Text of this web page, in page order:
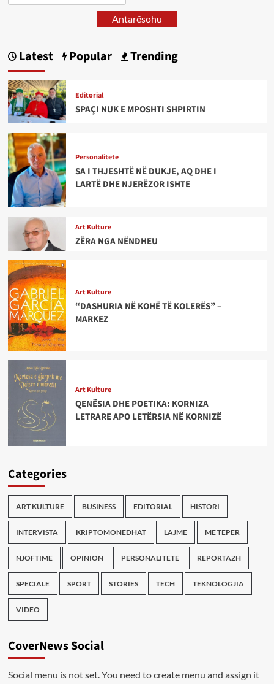
Antarësohu
Latest Popular Trending
Editorial
SPAÇI NUK E MPOSHTI SHPIRTIN
Personalitete
SA I THJESHTË NË DUKJE, AQ DHE I
LARTË DHE NJERËZOR ISHTE
Art Kulture
ZËRA NGA NËNDHEU
Art Kulture
“DASHURIA NË KOHË TË KOLERËS” –
MARKEZ
Art Kulture
QENËSIA DHE POETIKA: KORNIZA
LETRARE APO LETËRSIA NË KORNIZË
Categories
ART KULTURE BUSINESS EDITORIAL HISTORI
INTERVISTA KRIPTOMONEDHAT LAJME ME TEPER
NJOFTIME OPINION PERSONALITETE REPORTAZH
SPECIALE SPORT STORIES TECH TEKNOLOGJIA
VIDEO
CoverNews Social
Social menu is not set. You need to create menu and assign it